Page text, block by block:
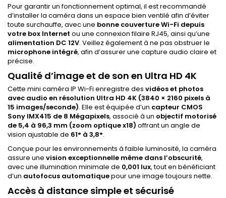
Pour garantir un fonctionnement optimal, il est recommandé
d’installer la caméra dans un espace bien ventilé afin d’éviter
toute surchauffe, avec une bonne couverture Wi-Fi depuis
votre box Internet ou une connexion filaire RJ45, ainsi qu’une
alimentation DC 12V. Veillez également à ne pas obstruer le
microphone intégré, afin d’assurer une capture audio claire et
précise.
Qualité d’image et de son en Ultra HD 4K
Cette mini caméra IP Wi-Fi enregistre des vidéos et photos
avec audio en résolution Ultra HD 4K (3840 × 2160 pixels à
15 images/seconde). Elle est équipée d’un capteur CMOS
Sony IMX415 de 8 Mégapixels, associé à un objectif motorisé
de 5,4 à 96,3 mm (zoom optique x18) offrant un angle de
vision ajustable de 61° à 3,8°.
Conçue pour les environnements à faible luminosité, la caméra
assure une vision exceptionnelle même dans l’obscurité,
avec une illumination minimale de 0,001 lux, tout en bénéficiant
d’un autofocus automatiquepour une image toujours nette.
Accès à distance simple et sécurisé